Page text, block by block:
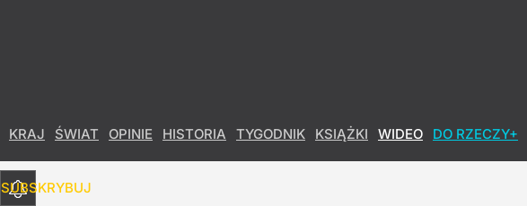
KRAJ ŚWIAT OPINIE HISTORIA TYGODNIK KSIĄŻKI WIDEO DO RZECZY+
SUBSKRYBUJ